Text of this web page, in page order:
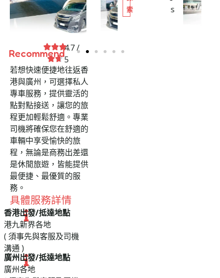
Recommend4.7 /
5
若想快速便捷地往返香
港與廣州，可選擇私人
專車服務，提供靈活的
點對點接送，讓您的旅
程更加輕鬆舒適。專業
司機將確保您在舒適的
車輛中享受愉快的旅
程，無論是商務出差還
是休閒旅遊，皆能提供
最便捷、最優質的服
務。
具體服務詳情
香港出發/抵達地點
港九新界各地
( 須事先與客服及司機
溝通 )
廣州出發/抵達地點
廣州各地
索
r